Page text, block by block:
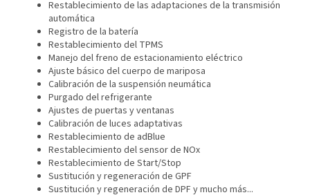
Restablecimiento de las adaptaciones de la transmisión
automática
Registro de la batería
Restablecimiento del TPMS
Manejo del freno de estacionamiento eléctrico
Ajuste básico del cuerpo de mariposa
Calibración de la suspensión neumática
Purgado del refrigerante
Ajustes de puertas y ventanas
Calibración de luces adaptativas
Restablecimiento de adBlue
Restablecimiento del sensor de NOx
Restablecimiento de Start/Stop
Sustitución y regeneración de GPF
Sustitución y regeneración de DPF y mucho más...